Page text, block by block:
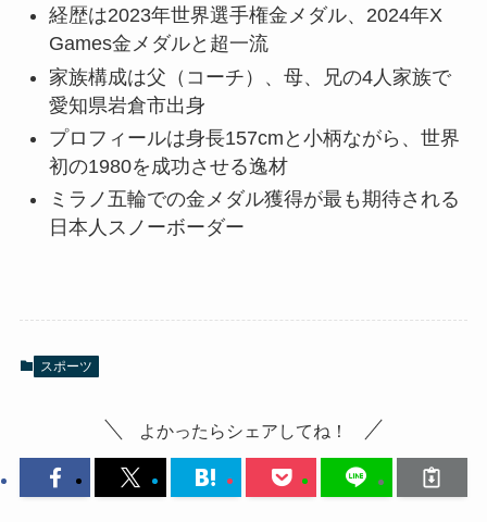
経歴は2023年世界選手権金メダル、2024年X
Games金メダルと超一流
家族構成は父（コーチ）、母、兄の4人家族で
愛知県岩倉市出身
プロフィールは身長157cmと小柄ながら、世界
初の1980を成功させる逸材
ミラノ五輪での金メダル獲得が最も期待される
日本人スノーボーダー
スポーツ
よかったらシェアしてね！